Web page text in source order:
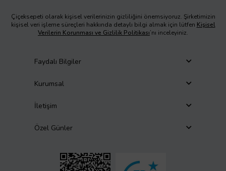
Çiçeksepeti olarak kişisel verilerinizin gizliliğini önemsiyoruz. Şirketimizin
kişisel veri işleme süreçleri hakkında detaylı bilgi almak için lütfen Kişisel
Verilerin Korunması ve Gizlilik Politikası’nı inceleyiniz.
Faydalı Bilgiler
Kurumsal
İletişim
Özel Günler